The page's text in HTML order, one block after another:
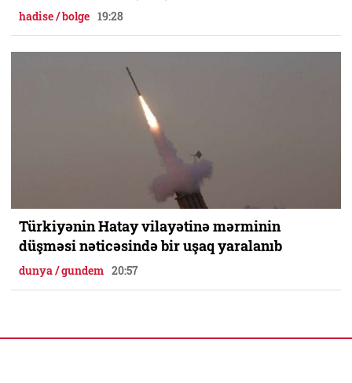
hadise / bolge 19:28
Türkiyənin Hatay vilayətinə mərminin
düşməsi nəticəsində bir uşaq yaralanıb
dunya / gundem 20:57